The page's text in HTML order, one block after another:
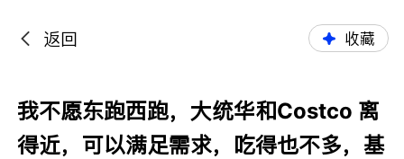
返回 收藏
我不愿东跑西跑，大统华和Costco 离
得近，可以满足需求，吃得也不多，基